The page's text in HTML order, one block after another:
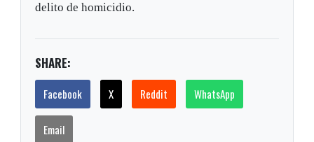
delito de homicidio.
SHARE:
Facebook X Reddit WhatsApp
Email